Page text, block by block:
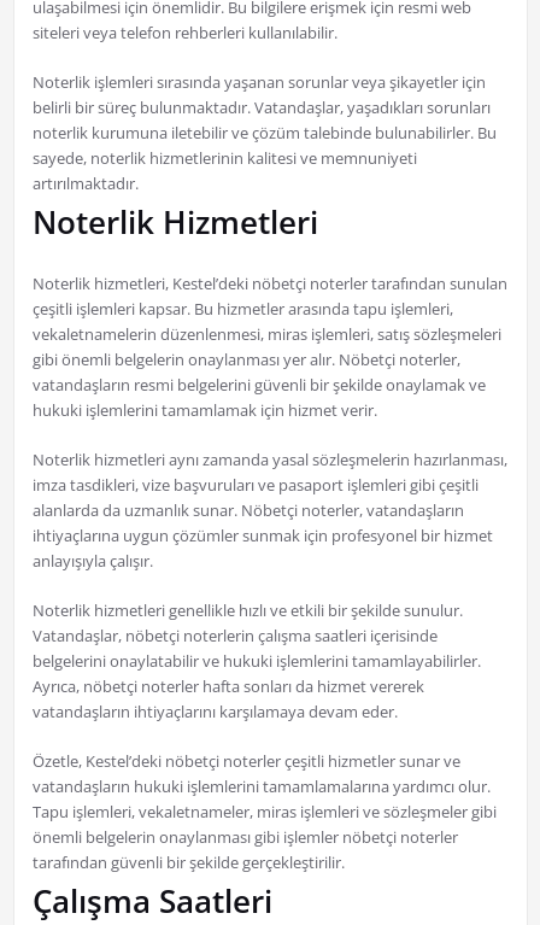
ulaşabilmesi için önemlidir. Bu bilgilere erişmek için resmi web
siteleri veya telefon rehberleri kullanılabilir.
Noterlik işlemleri sırasında yaşanan sorunlar veya şikayetler için
belirli bir süreç bulunmaktadır. Vatandaşlar, yaşadıkları sorunları
noterlik kurumuna iletebilir ve çözüm talebinde bulunabilirler. Bu
sayede, noterlik hizmetlerinin kalitesi ve memnuniyeti
artırılmaktadır.
Noterlik Hizmetleri
Noterlik hizmetleri, Kestel’deki nöbetçi noterler tarafından sunulan
çeşitli işlemleri kapsar. Bu hizmetler arasında tapu işlemleri,
vekaletnamelerin düzenlenmesi, miras işlemleri, satış sözleşmeleri
gibi önemli belgelerin onaylanması yer alır. Nöbetçi noterler,
vatandaşların resmi belgelerini güvenli bir şekilde onaylamak ve
hukuki işlemlerini tamamlamak için hizmet verir.
Noterlik hizmetleri aynı zamanda yasal sözleşmelerin hazırlanması,
imza tasdikleri, vize başvuruları ve pasaport işlemleri gibi çeşitli
alanlarda da uzmanlık sunar. Nöbetçi noterler, vatandaşların
ihtiyaçlarına uygun çözümler sunmak için profesyonel bir hizmet
anlayışıyla çalışır.
Noterlik hizmetleri genellikle hızlı ve etkili bir şekilde sunulur.
Vatandaşlar, nöbetçi noterlerin çalışma saatleri içerisinde
belgelerini onaylatabilir ve hukuki işlemlerini tamamlayabilirler.
Ayrıca, nöbetçi noterler hafta sonları da hizmet vererek
vatandaşların ihtiyaçlarını karşılamaya devam eder.
Özetle, Kestel’deki nöbetçi noterler çeşitli hizmetler sunar ve
vatandaşların hukuki işlemlerini tamamlamalarına yardımcı olur.
Tapu işlemleri, vekaletnameler, miras işlemleri ve sözleşmeler gibi
önemli belgelerin onaylanması gibi işlemler nöbetçi noterler
tarafından güvenli bir şekilde gerçekleştirilir.
Çalışma Saatleri